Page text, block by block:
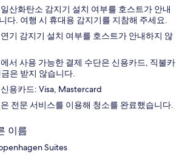
산화탄소 감지기 설치 여부를 호스트가 안내
다. 여행 시 휴대용 감지기를 지참해 주세요.
기 감지기 설치 여부를 호스트가 안내하지 않
서 사용 가능한 결제 수단은 신용카드, 직불카
은 받지 않습니다.
용카드: Visa, Mastercard
전문 서비스를 이용해 청소를 완료했습니다.
이름
Suites